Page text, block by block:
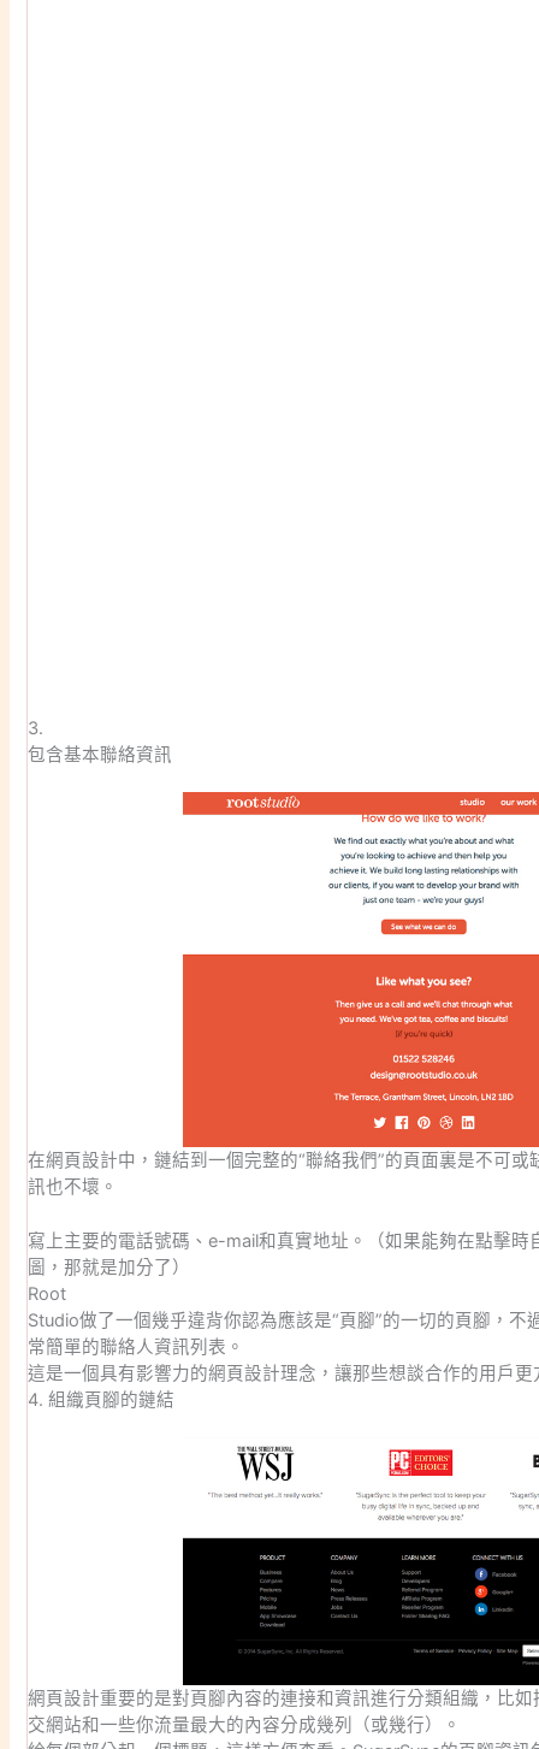
3.
包含基本聯絡資訊
在網頁設計中，鏈結到一個完整的“聯絡我們”的頁面裏是不可
訊也不壞。
寫上主要的電話號碼、e-mail和真實地址。（如果能夠在點擊
圖，那就是加分了）
Root
Studio做了一個幾乎違背你認為應該是“頁腳”的一切的頁腳，
常簡單的聯絡人資訊列表。
這是一個具有影響力的網頁設計理念，讓那些想談合作的用戶更
4. 組織頁腳的鏈結
網頁設計重要的是對頁腳內容的連接和資訊進行分類組織，比
交網站和一些你流量最大的內容分成幾列（或幾行）。